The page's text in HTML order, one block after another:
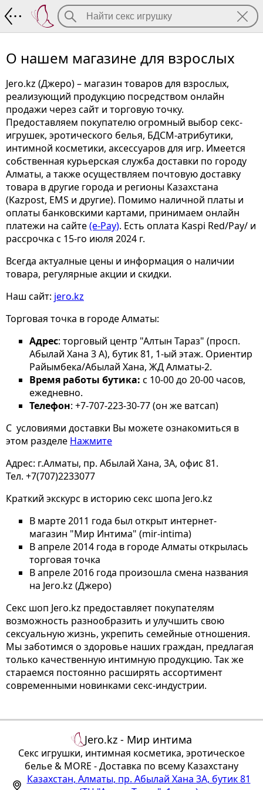
О нашем магазине для взрослых
Jero.kz (Джеро) – магазин товаров для взрослых,
реализующий продукцию посредством онлайн
продажи через сайт и торговую точку.
Предоставляем покупателю огромный выбор секс-
игрушек, эротического белья, БДСМ-атрибутики,
интимной косметики, аксессуаров для игр. Имеется
собственная курьерская служба доставки по городу
Алматы, а также осуществляем почтовую доставку
товара в другие города и регионы Казахстана
(Kazpost, EMS и другие). Помимо наличной платы и
оплаты банковскими картами, принимаем онлайн
платежи на сайте(e-Pay). Есть оплата Kaspi Red/Pay/ и
рассрочка с 15-го июля 2024 г.
Всегда актуалные цены и информация о наличии
товара, регулярные акции и скидки.
Наш сайт: jero.kz
Торговая точка в городе Алматы:
Адрес: торговый центр "Алтын Тараз" (просп.
Абылай Хана 3 А), бутик 81, 1-ый этаж. Ориентир
Райымбека/Абылай Хана, ЖД Алматы-2.
Время работы бутика: с 10-00 до 20-00 часов,
ежедневно.
Телефон: +7-707-223-30-77 (он же ватсап)
С условиями доставки Вы можете ознакомиться в
этом разделе Нажмите
Адрес: г.Алматы, пр. Абылай Хана, 3А, офис 81.
Тел. +7(707)2233077
Краткий экскурс в историю секс шопа Jero.kz
В марте 2011 года был открыт интернет-
магазин "Мир Интима" (mir-intima)
В апреле 2014 года в городе Алматы открылась
торговая точка
В апреле 2016 года произошла смена названия
на Jero.kz (Джеро)
Секс шоп Jero.kz предоставляет покупателям
возможность разнообразить и улучшить свою
сексуальную жизнь, укрепить семейные отношения.
Мы заботимся о здоровье наших граждан, предлагая
только качественную интимную продукцию. Так же
стараемся постоянно расширять ассортимент
современными новинками секс-индустрии.
О нашем магазине для взрослых
Jero.kz - Мир интима
Секс игрушки, интимная косметика, эротическое
белье & MORE - Доставка по всему Казахстану
Казахстан, Алматы, пр. Абылай Хана 3А, бутик 81